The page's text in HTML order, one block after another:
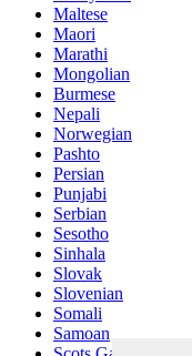
Maltese
Maori
Marathi
Mongolian
Burmese
Nepali
Norwegian
Pashto
Persian
Punjabi
Serbian
Sesotho
Sinhala
Slovak
Slovenian
Somali
Samoan